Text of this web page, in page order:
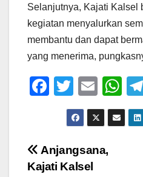
Selanjutnya, Kajati Kalsel
kegiatan menyalurkan
membantu dan dapat
yang menerima,
F
e
b
T
wi
tt
er
E
m
ail
W
h
at
Navigasi
Anjangsana,
Kajati Kalsel